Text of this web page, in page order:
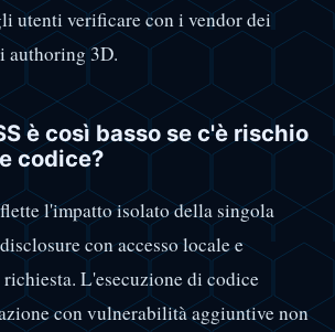
utenti verificare con i vendor dei
authoring 3D.
è così basso se c'è rischio
codice?
l'impatto isolato della singola
con accesso locale e
L'esecuzione di codice
con vulnerabilità aggiuntive non